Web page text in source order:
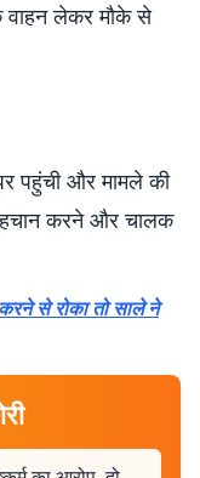
वाहन लेकर मौके से
पहुंची और मामले की
करने और चालक
से रोका तो साले ने